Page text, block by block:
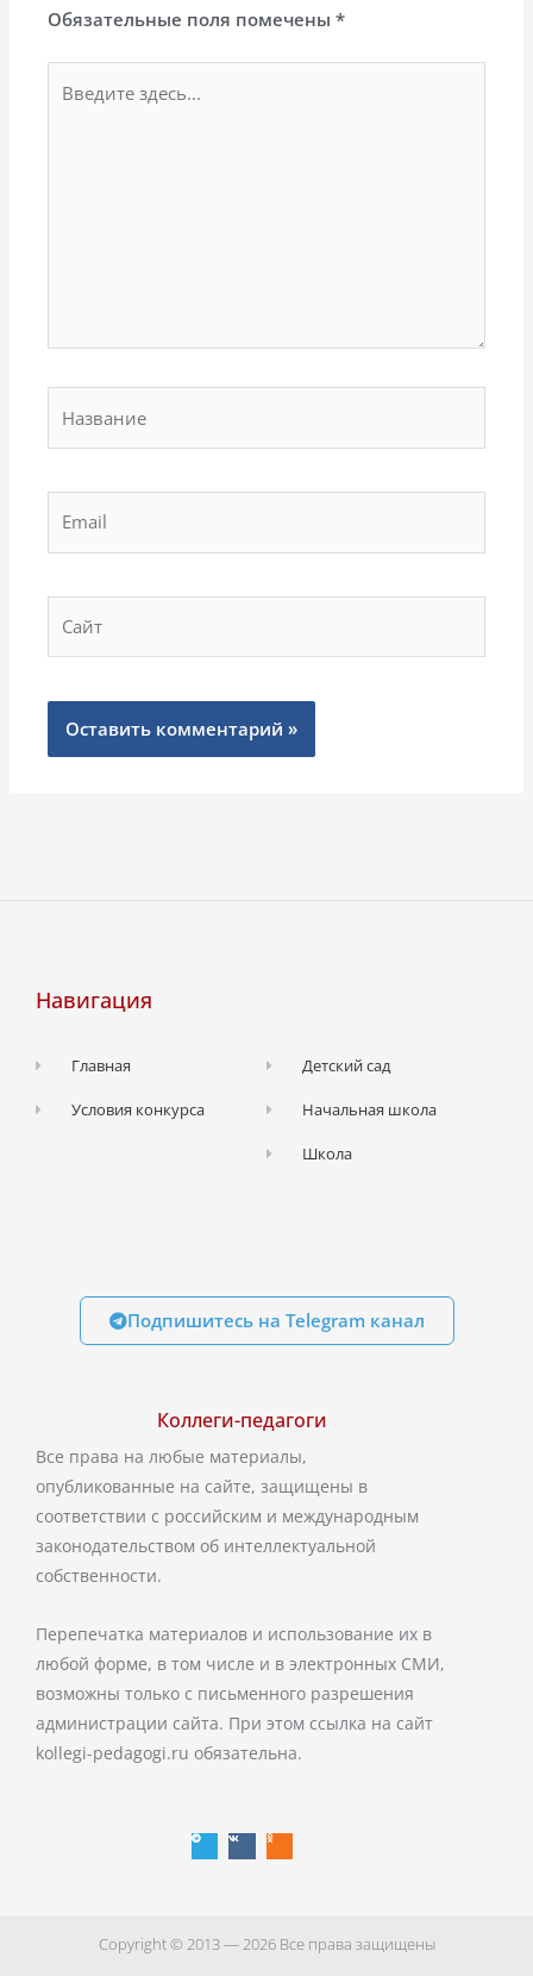
Обязательные поля помечены*
здесь...
Навигация
Главная
Условия конкурса
Детский сад
Начальная школа
Школа
Подпишитесь на Telegram канал
Коллеги-педагоги
Все права на любые материалы,
опубликованные на сайте, защищены в
соответствии с российским и международным
законодательством об интеллектуальной
собственности.
Перепечатка материалов и использование их в
любой форме, в том числе и в электронных СМИ,
возможны только с письменного разрешения
администрации сайта. При этом ссылка на сайт
kollegi-pedagogi.ru обязательна.
a a
Copyright © 2013 — 2026 Все права защищены